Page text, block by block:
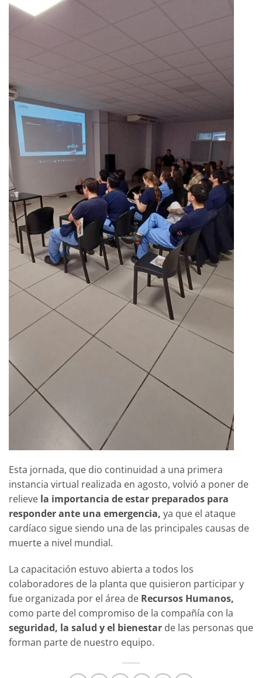
Esta jornada, que dio continuidad a una primera
instancia virtual realizada en agosto, volvió a poner de
relieve la importancia de estar preparados para
responder ante una emergencia, ya que el ataque
cardíaco sigue siendo una de las principales causas de
muerte a nivel mundial.
La capacitación estuvo abierta a todos los
colaboradores de la planta que quisieron participar y
fue organizada por el área de Recursos Humanos,
como parte del compromiso de la compañía con la
seguridad, la salud y el bienestar de las personas que
forman parte de nuestro equipo.